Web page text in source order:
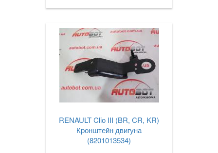
RENAULT Clio III (BR, CR, KR)
Кронштейн двигуна
(8201013534)